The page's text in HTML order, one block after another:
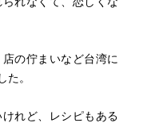
の佇まいなど台湾に
。
れど、レシピもある